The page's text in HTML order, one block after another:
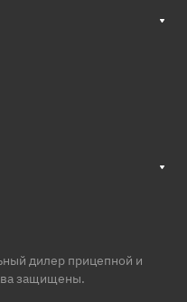
дилер прицепной и
защищены.